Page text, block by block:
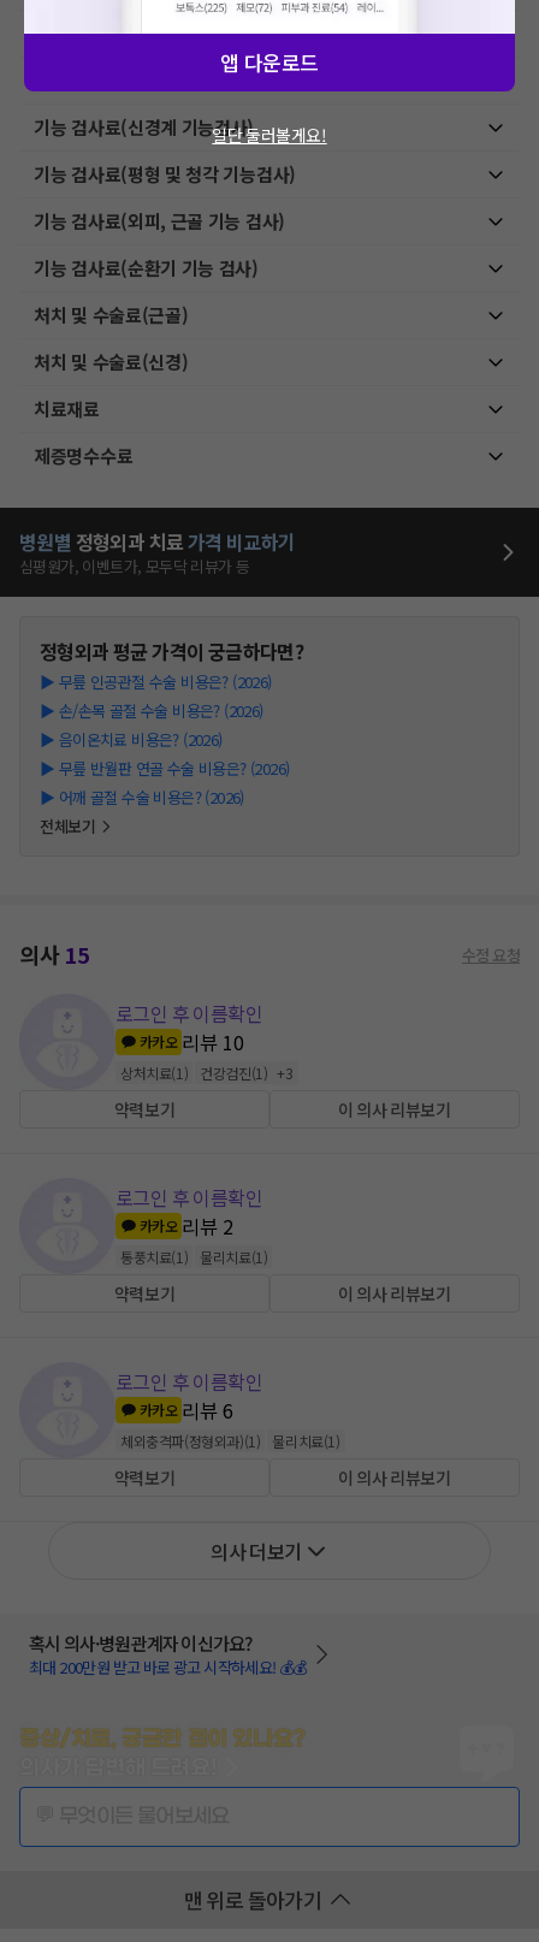
상급병실료
기능 검사료(신경계 기능검사)
기능 검사료(평형 및 청각 기능검사)
기능 검사료(외피, 근골 기능 검사)
기능 검사료(순환기 기능 검사)
처치 및 수술료(근골)
처치 및 수술료(신경)
치료재료
제증명수수료
병원별 정형외과 치료가격 비교하기
심평원가, 이벤트가, 모두닥 리뷰가 등
정형외과평균 가격이 궁금하다면?
▶ 무릎 인공관절 수술 비용은? (2026)
▶ 손/손목 골절 수술 비용은? (2026)
▶ 음이온치료 비용은? (2026)
▶ 무릎 반월판 연골 수술 비용은? (2026)
▶ 어깨 골절 수술 비용은? (2026)
전체보기
의사15 수정 요청
로그인 후 이름확인
카카오 리뷰 10
상처치료(1 ) 건강검진(1 ) +3
약력보기 이 의사 리뷰보기
로그인 후 이름확인
카카오 리뷰 2
통풍치료(1 ) 물리치료(1 )
약력보기 이 의사 리뷰보기
로그인 후 이름확인
카카오 리뷰6
체외충격파(정형외과)(1 ) 물리치료(1 )
약력보기 이 의사 리뷰보기
의사 더보기
혹시 의사·병원관계자 이신가요?
최대 200만원 받고 바로 광고 시작하세요! 💰💰
증상/치료, 궁금한 점이 있나요?
맨 위로 돌아가기
앱 다운로드
일단 둘러볼게요!